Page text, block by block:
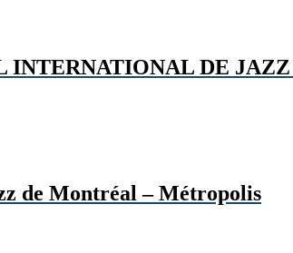
INTERNATIONAL DE
de Montréal – Métropolis